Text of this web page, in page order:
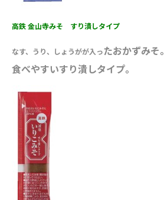
高鉄 金山寺みそ すり潰しタイプ
なす、うり、しょうがが入ったおかずみそ。
食べやすいすり潰しタイプ。